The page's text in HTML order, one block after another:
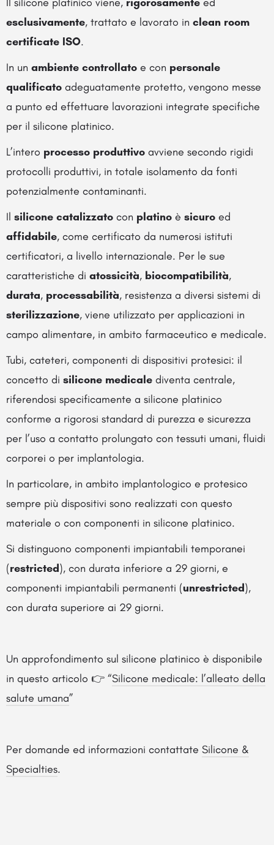
esclusivamente, trattato e lavorato in clean room
certificate ISO.
In un ambiente controllato e con personale
qualificato adeguatamente protetto, vengono messe
a punto ed effettuare lavorazioni integrate specifiche
per il silicone platinico.
L’intero processo produttivo avviene secondo rigidi
protocolli produttivi, in totale isolamento da fonti
potenzialmente contaminanti.
Il silicone catalizzato con platino è sicuro ed
affidabile, come certificato da numerosi istituti
certificatori, a livello internazionale. Per le sue
caratteristiche di atossicità, biocompatibilità,
durata, processabilità, resistenza a diversi sistemi di
sterilizzazione, viene utilizzato per applicazioni in
campo alimentare, in ambito farmaceutico e medicale.
Tubi, cateteri, componenti di dispositivi protesici: il
concetto di silicone medicale diventa centrale,
riferendosi specificamente a silicone platinico
conforme a rigorosi standard di purezza e sicurezza
per l’uso a contatto prolungato con tessuti umani, fluidi
corporei o per implantologia.
In particolare, in ambito implantologico e protesico
sempre più dispositivi sono realizzati con questo
materiale o con componenti in silicone platinico.
Si distinguono componenti impiantabili temporanei
(restricted), con durata inferiore a 29 giorni, e
componenti impiantabili permanenti (unrestricted),
con durata superiore ai 29 giorni.
Un approfondimento sul silicone platinico è disponibile
in questo articolo 👉 “Silicone medicale: l’alleato della
salute umana”
Per domande ed informazioni contattate Silicone &
Specialties.